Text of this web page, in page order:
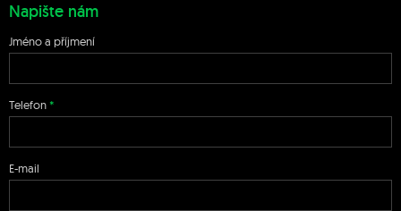
Napište nám
Jméno a příjmení
Telefon
E-mail